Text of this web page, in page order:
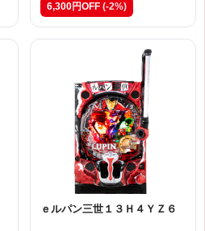
6,300円OFF (-2%)
ｅルパン三世１３Ｈ４ＹＺ６